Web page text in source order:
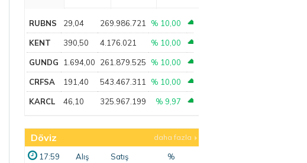
RUBNS 29,04 269.986.721 % 10,00
KENT 390,50 4.176.021 % 10,00
GUNDG 1.694,00 261.879.525 % 10,00
CRFSA 191,40 543.467.311 % 10,00
KARCL 46,10 325.967.199 % 9,97
Döviz daha fazla
17:59 Alış Satış %